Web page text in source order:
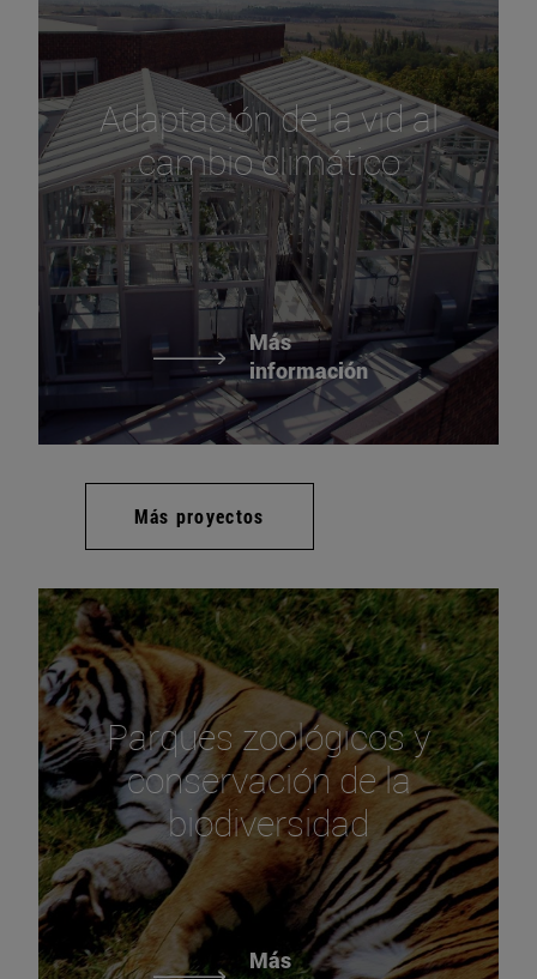
Adaptación de la vid al
cambio climático
Más
información
Más proyectos
Parques zoológicos y
conservación de la
biodiversidad
Más